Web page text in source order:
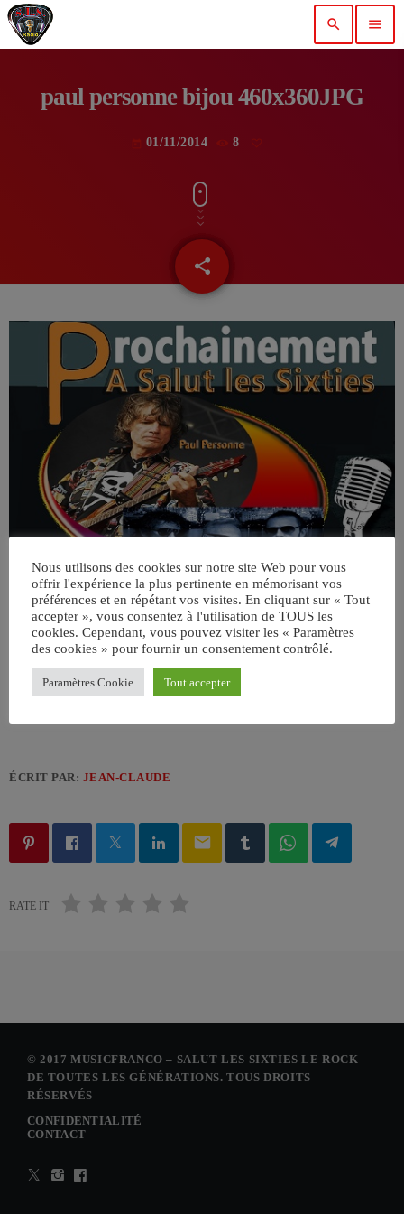
search menu
paul personne bijou 460x360JPG
01/11/2014 8
share
email
ÉCRIT PAR: JEAN-CLAUDE
email
RATE IT
© 2017 MUSICFRANCO – SALUT LES SIXTIES LE ROCK
DE TOUTES LES GÉNÉRATIONS. TOUS DROITS
RÉSERVÉS
CONFIDENTIALITÉ
CONTACT
Nous utilisons des cookies sur notre site Web pour vous
offrir l'expérience la plus pertinente en mémorisant vos
préférences et en répétant vos visites. En cliquant sur « Tout
accepter », vous consentez à l'utilisation de TOUS les
cookies. Cependant, vous pouvez visiter les « Paramètres
des cookies » pour fournir un consentement contrôlé.
Paramètres Cookie Tout accepter